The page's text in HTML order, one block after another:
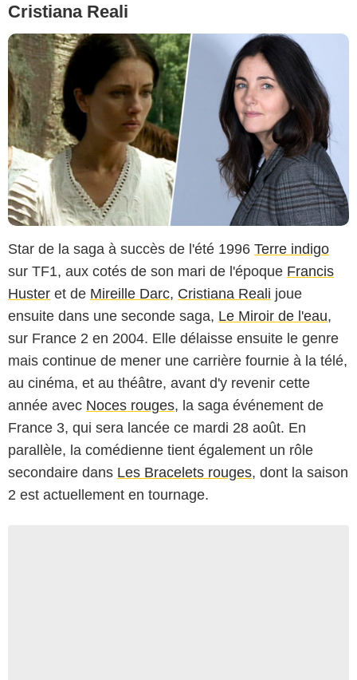
Cristiana Reali
Star de la saga à succès de l'été 1996 Terre indigo
sur TF1, aux cotés de son mari de l'époque Francis
Huster et de Mireille Darc, Cristiana Reali joue
ensuite dans une seconde saga, Le Miroir de l'eau,
sur France 2 en 2004. Elle délaisse ensuite le genre
mais continue de mener une carrière fournie à la télé,
au cinéma, et au théâtre, avant d'y revenir cette
année avec Noces rouges, la saga événement de
France 3, qui sera lancée ce mardi 28 août. En
parallèle, la comédienne tient également un rôle
secondaire dans Les Bracelets rouges, dont la saison
2 est actuellement en tournage.